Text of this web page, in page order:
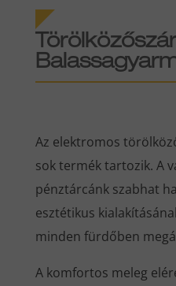
Az elektromos
sok termék tartozik. A
pénztárcánk szabhat
esztétikus
minden fürdőben
A komfortos meleg